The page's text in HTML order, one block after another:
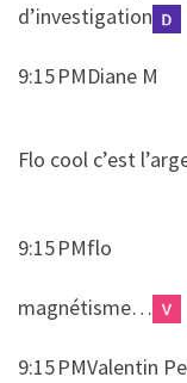
d’investigation
9:15 PMDiane M
​​Flo cool c’est
9:15 PMflo
​​magnétisme…
9:15 PMValentin